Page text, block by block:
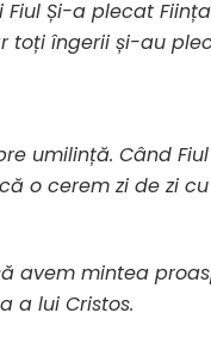
Și-a plecat Ființa
toți îngerii și-au
umilință. Când
o cerem zi de zi
avem mintea
a lui Cristos.